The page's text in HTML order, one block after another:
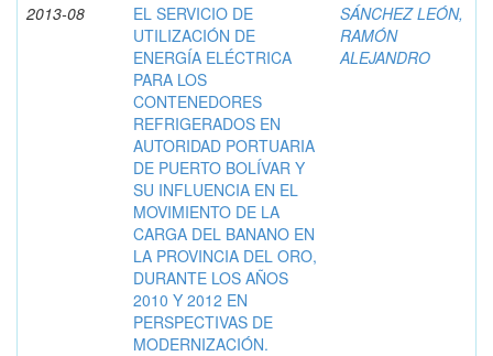
2013-08
EL SERVICIO DE
UTILIZACIÓN DE
ENERGÍA ELÉCTRICA
PARA LOS
CONTENEDORES
REFRIGERADOS EN
AUTORIDAD PORTUARIA
DE PUERTO BOLÍVAR Y
SU INFLUENCIA EN EL
MOVIMIENTO DE LA
CARGA DEL BANANO EN
LA PROVINCIA DEL ORO,
DURANTE LOS AÑOS
2010 Y 2012 EN
PERSPECTIVAS DE
MODERNIZACIÓN.
SÁNCHEZ LEÓN,
RAMÓN
ALEJANDRO